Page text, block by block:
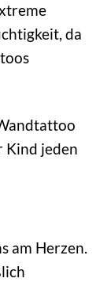
da
Kind jeden
am Herzen.